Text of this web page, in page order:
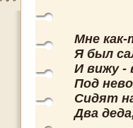
Мне как-
Я был
И вижу -
Под
Сидят
Два